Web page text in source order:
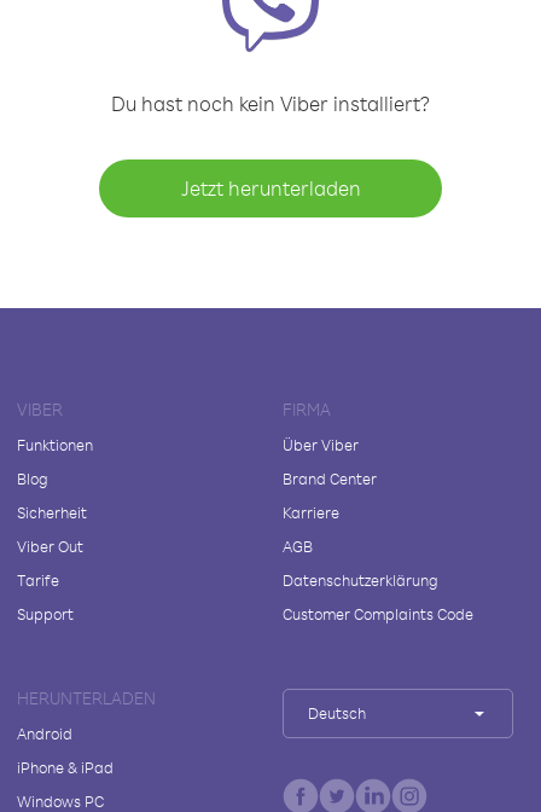
Du hast noch kein Viber installiert?
Jetzt herunterladen
VIBER
Funktionen
Blog
Sicherheit
Viber Out
Tarife
Support
FIRMA
Über Viber
Brand Center
Karriere
AGB
Datenschutzerklärung
Customer Complaints Code
HERUNTERLADEN
Android
iPhone & iPad
Windows PC
Deutsch